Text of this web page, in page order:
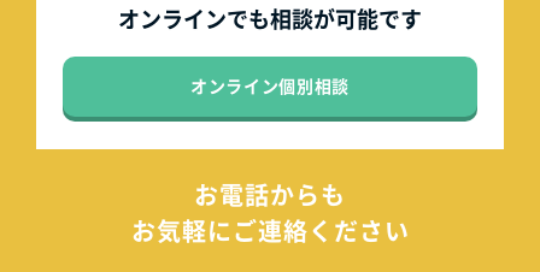
オンラインでも相談が可能です
オンライン個別相談
お電話からも
お気軽にご連絡ください